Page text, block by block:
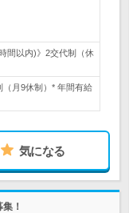
間以内)》2交代制（休
（月9休制）* 年間有給
気になる
！